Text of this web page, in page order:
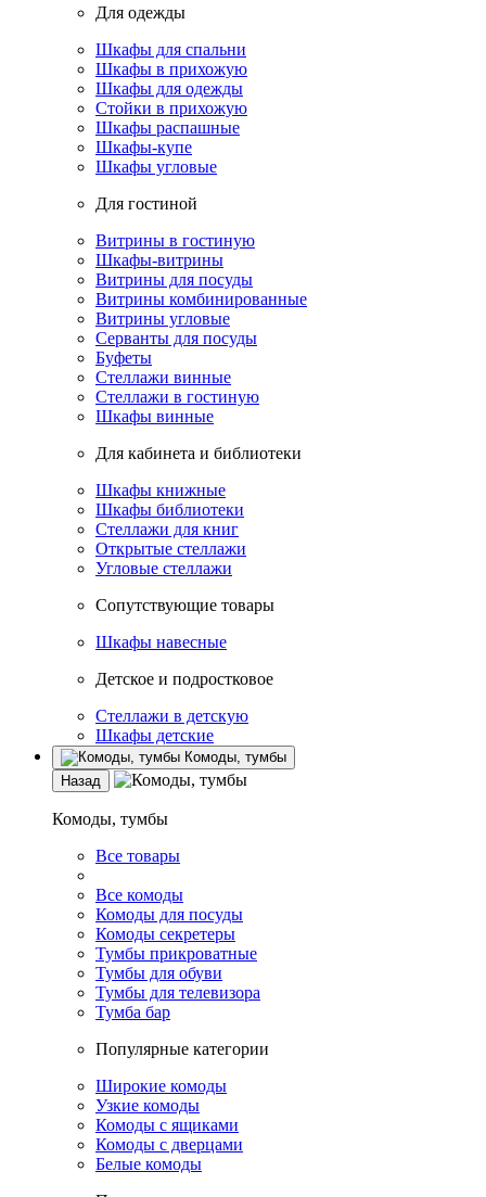
Для одежды
Шкафы для спальни
Шкафы в прихожую
Шкафы для одежды
Стойки в прихожую
Шкафы распашные
Шкафы-купе
Шкафы угловые
Для гостиной
Витрины в гостиную
Шкафы-витрины
Витрины для посуды
Витрины комбинированные
Витрины угловые
Серванты для посуды
Буфеты
Стеллажи винные
Стеллажи в гостиную
Шкафы винные
Для кабинета и библиотеки
Шкафы книжные
Шкафы библиотеки
Стеллажи для книг
Открытые стеллажи
Угловые стеллажи
Сопутствующие товары
Шкафы навесные
Детское и подростковое
Стеллажи в детскую
Шкафы детские
Комоды, тумбы
Назад
Комоды, тумбы
Все товары
Все комоды
Комоды для посуды
Комоды секретеры
Тумбы прикроватные
Тумбы для обуви
Тумбы для телевизора
Тумба бар
Популярные категории
Широкие комоды
Узкие комоды
Комоды с ящиками
Комоды с дверцами
Белые комоды